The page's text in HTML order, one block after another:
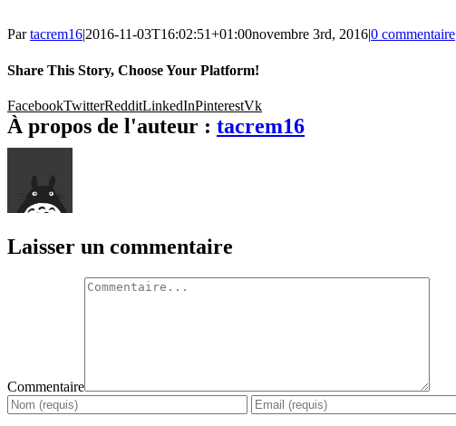
Partacrem16|2016-11-03T16:02:51+01:00novembre 3rd, 2016|0 commentaire
Share This Story, Choose Your Platform!
FacebookTwitterRedditLinkedInPinterestVk
À propos de l'auteur : tacrem16
Laisser un commentaire
Commentaire